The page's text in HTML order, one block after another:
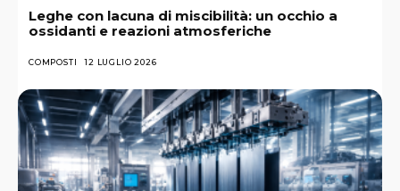
Leghe con lacuna di miscibilità: un occhio a
ossidanti e reazioni atmosferiche
COMPOSTI 12 LUGLIO 2026